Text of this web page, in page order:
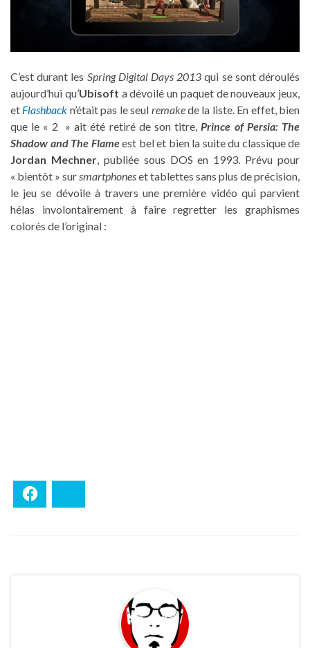
C’est durant les Spring Digital Days 2013 qui se sont déroulés
aujourd’hui qu’Ubisoft a dévoilé un paquet de nouveaux jeux,
et Flashback n’était pas le seul remakede la liste. En effet, bien
que le « 2 » ait été retiré de son titre,Prince of Persia: The
Shadow and The Flameest bel et bien la suite du classique de
Jordan Mechner, publiée sous DOS en 1993. Prévu pour
« bientôt » sursmartphoneset tablettes sans plus de précision,
le jeu se dévoile à travers une première vidéo qui parvient
hélas involontairement à faire regretter les graphismes
colorés de l’original :